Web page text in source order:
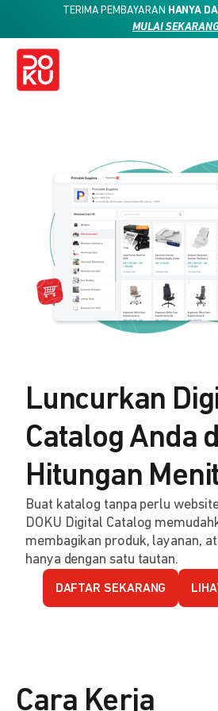
TERIMA PEMBAYARAN HANYA
MULAI
Luncurkan
Catalog Anda
Hitungan
Buat katalog tanpa perlu
DOKU Digital Catalog
membagikan produk, layanan,
hanya dengan satu tautan.
DAFTAR SEKARANG
Cara Kerja